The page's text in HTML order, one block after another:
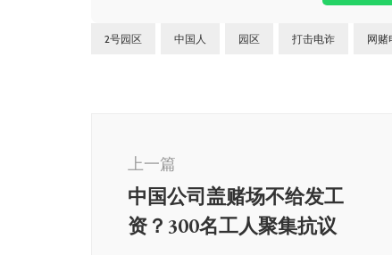
2号园区 中国人 园区 打击电诈 网赌
上一篇
中国公司盖赌场不给发工
资？300名工人聚集抗议